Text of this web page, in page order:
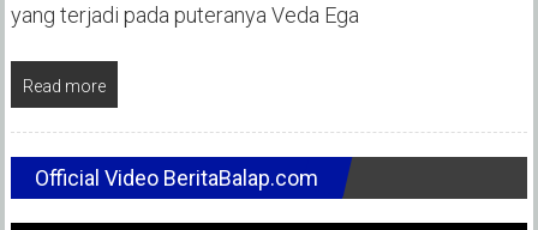
yang terjadi pada puteranya Veda Ega
Read more
Official Video BeritaBalap.com